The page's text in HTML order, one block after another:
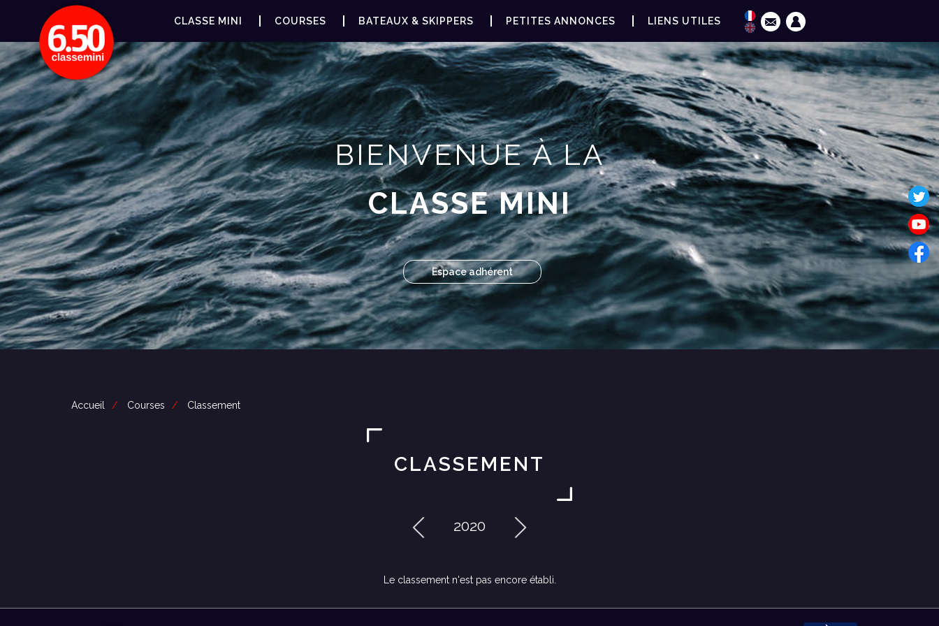
CLASSE MINI COURSES BATEAUX & SKIPPERS PETITES ANNONCES LIENS UTILES
BIENVENUE À LA
CLASSE MINI
Espace adhérent
Accueil Courses Classement
CLASSEMENT
2020
Le classement n'est pas encore établi.